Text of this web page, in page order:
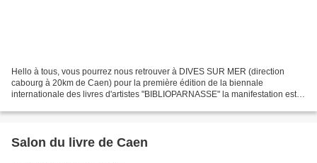
Hello à tous, vous pourrez nous retrouver à DIVES SUR MER (direction
cabourg à 20km de Caen) pour la première édition de la biennale
internationale des livres d'artistes "BIBLIOPARNASSE" la manifestation est
Salon du livre de Caen